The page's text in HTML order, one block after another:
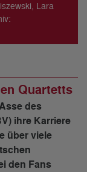
Lara
Quartetts
des
ihre Karriere
über viele
den Fans